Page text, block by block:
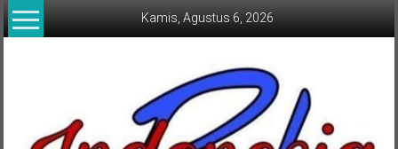
Lompat
ke
Kamis, Agustus 6, 2026